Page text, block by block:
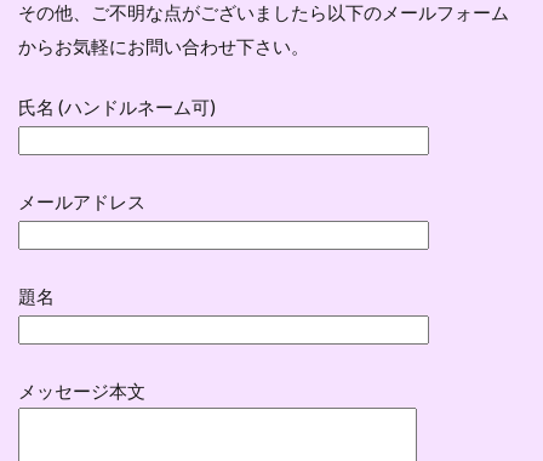
その他、ご不明な点がございましたら以下のメールフォーム
からお気軽にお問い合わせ下さい。
氏名 (ハンドルネーム可)
メールアドレス
題名
メッセージ本文